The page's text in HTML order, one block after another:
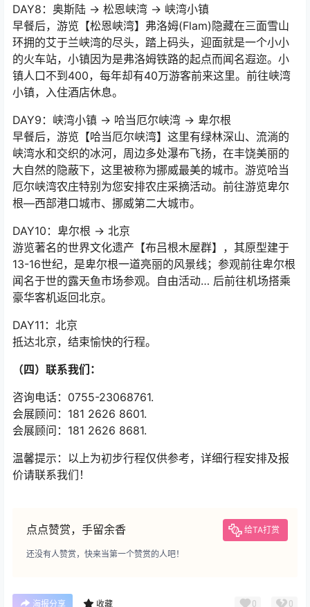
DAY8：奥斯陆 → 松恩峡湾 → 峡湾小镇
早餐后，游览【松恩峡湾】弗洛姆(Flam)隐藏在三面雪山
环拥的艾于兰峡湾的尽头，踏上码头，迎面就是一个小小
的火车站，小镇因为是弗洛姆铁路的起点而闻名遐迩。小
镇人口不到400，每年却有40万游客前来这里。前往峡湾
小镇，入住酒店休息。
DAY9：峡湾小镇 → 哈当厄尔峡湾 → 卑尔根
早餐后，游览【哈当厄尔峡湾】这里有绿林深山、流淌的
峡湾水和交织的冰河，周边多处瀑布飞扬，在丰饶美丽的
大自然的隐蔽下，这里被称为挪威最美的城市。游览哈当
厄尔峡湾农庄特别为您安排农庄采摘活动。前往游览卑尔
根—西部港口城市、挪威第二大城市。
DAY10：卑尔根 → 北京
游览著名的世界文化遗产【布吕根木屋群】，其原型建于
13-16世纪，是卑尔根一道亮丽的风景线；参观前往卑尔根
闻名于世的露天鱼市场参观。自由活动… 后前往机场搭乘
豪华客机返回北京。
DAY11：北京
抵达北京，结束愉快的行程。
（四）联系我们：
咨询电话：0755-23068761.
会展顾问：181 2626 8601.
会展顾问：181 2626 8681.
温馨提示：以上为初步行程仅供参考，详细行程安排及报
价请联系我们！
点点赞赏，手留余香 给TA打赏